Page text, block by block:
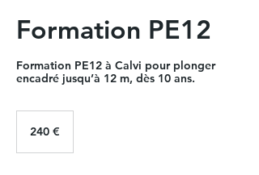
Formation PE12
Formation PE12 à Calvi pour plonger
encadré jusqu’à 12 m, dès 10 ans.
240 €